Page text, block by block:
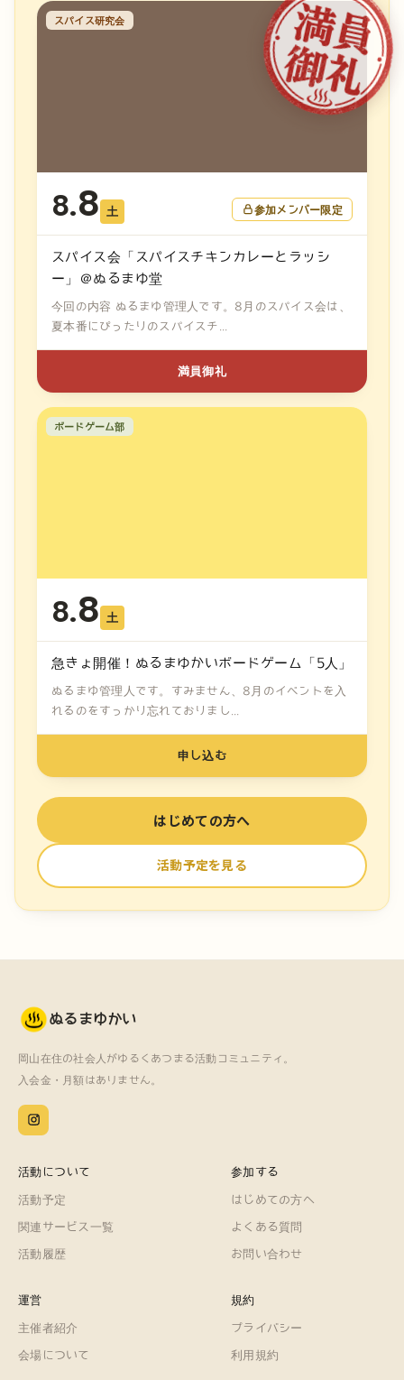
スパイス研究会
8.8 土 参加メンバー限定
スパイス会「スパイスチキンカレーとラッシ
ー」＠ぬるまゆ堂
今回の内容 ぬるまゆ管理人です。8月のスパイス会は、
夏本番にぴったりのスパイスチ...
満員御礼
ボードゲーム部
8.8 土
急きょ開催！ぬるまゆかいボードゲーム「5人」
ぬるまゆ管理人です。すみません、8月のイベントを入
れるのをすっかり忘れておりまし...
申し込む
はじめての方へ
活動予定を見る
ぬるまゆかい
岡山在住の社会人がゆるくあつまる活動コミュニティ。
入会金・月額はありません。
活動について
活動予定
関連サービス一覧
活動履歴
参加する
はじめての方へ
よくある質問
お問い合わせ
運営
主催者紹介
会場について
規約
プライバシー
利用規約